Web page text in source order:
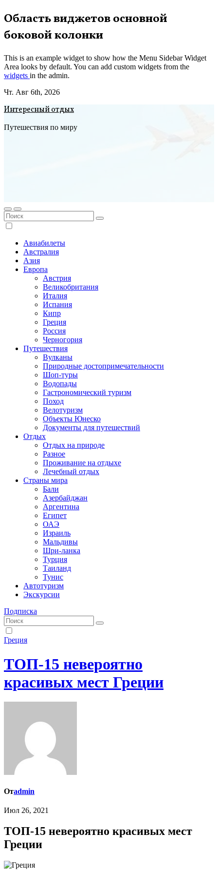
Перейти
к
содержимому
Область виджетов основной
боковой колонки
This is an example widget to show how the Menu Sidebar Widget
Area looks by default. You can add custom widgets from the
widgets in the admin.
Чт. Авг 6th, 2026
Интересный отдых
Путешествия по миру
Авиабилеты
Австралия
Азия
Европа
Австрия
Великобритания
Италия
Испания
Кипр
Греция
Россия
Черногория
Путешествия
Вулканы
Природные достопримечательности
Шоп-туры
Водопады
Гастрономический туризм
Поход
Велотуризм
Объекты Юнеско
Документы для путешествий
Отдых
Отдых на природе
Разное
Проживание на отдыхе
Лечебный отдых
Страны мира
Бали
Азербайджан
Аргентина
Египет
ОАЭ
Израиль
Мальдивы
Шри-ланка
Турция
Таиланд
Тунис
Автотуризм
Экскурсии
Подписка
Греция
ТОП-15 невероятно
красивых мест Греции
Отadmin
Июл 26, 2021
ТОП-15 невероятно красивых мест
Греции